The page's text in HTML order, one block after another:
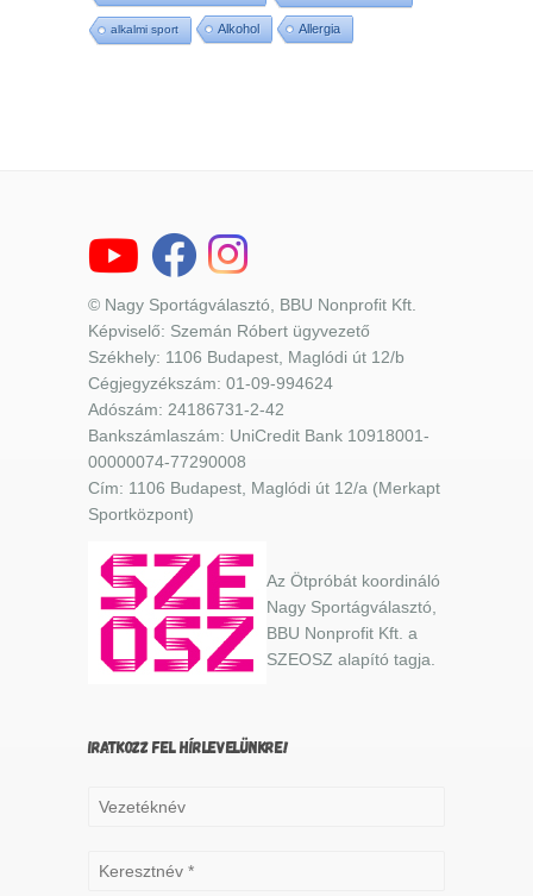
alkalmi sport Alkohol Allergia
© Nagy Sportágválasztó, BBU Nonprofit Kft.
Képviselő: Szemán Róbert ügyvezető
Székhely: 1106 Budapest, Maglódi út 12/b
Cégjegyzékszám: 01-09-994624
Adószám: 24186731-2-42
Bankszámlaszám: UniCredit Bank 10918001-
00000074-77290008
Cím: 1106 Budapest, Maglódi út 12/a (Merkapt
Sportközpont)
Az Ötpróbát koordináló
Nagy Sportágválasztó,
BBU Nonprofit Kft. a
SZEOSZ alapító tagja.
IRATKOZZ FEL HÍRLEVELÜNKRE!